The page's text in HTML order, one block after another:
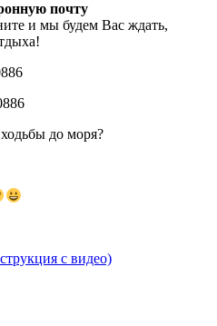
почту
и мы будем Вас ждать,
до моря?
с видео)